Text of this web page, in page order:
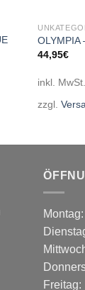
OLYMPIA
44,95€
inkl. MwSt.
zzgl.
Montag:
Freitag: